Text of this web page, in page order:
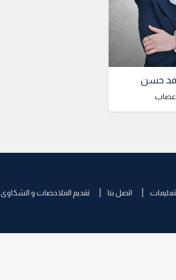
حسن
اتصل بنا تقديم الملاحضات و الشكاوى